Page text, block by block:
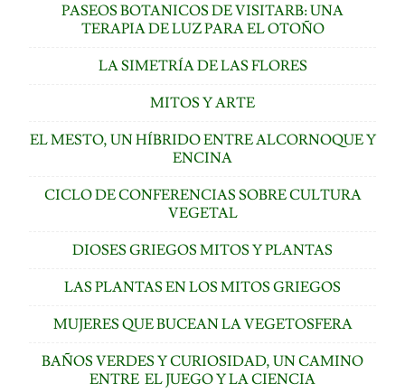
PASEOS BOTANICOS DE VISITARB: UNA
TERAPIA DE LUZ PARA EL OTOÑO
LA SIMETRÍA DE LAS FLORES
MITOS Y ARTE
EL MESTO, UN HÍBRIDO ENTRE ALCORNOQUE Y
ENCINA
CICLO DE CONFERENCIAS SOBRE CULTURA
VEGETAL
DIOSES GRIEGOS MITOS Y PLANTAS
LAS PLANTAS EN LOS MITOS GRIEGOS
MUJERES QUE BUCEAN LA VEGETOSFERA
BAÑOS VERDES Y CURIOSIDAD, UN CAMINO
ENTRE EL JUEGO Y LA CIENCIA